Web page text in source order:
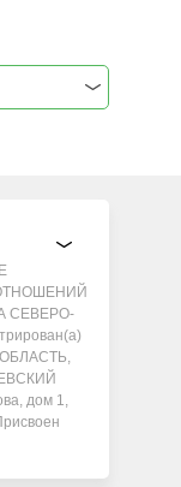
СЕВЕРО-
дом 1,